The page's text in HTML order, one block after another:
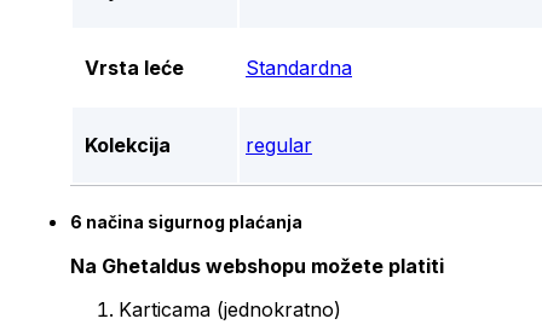
Vrsta leće Standardna
Kolekcija regular
6 načina sigurnog plaćanja
Na Ghetaldus webshopu možete platiti
Karticama (jednokratno)